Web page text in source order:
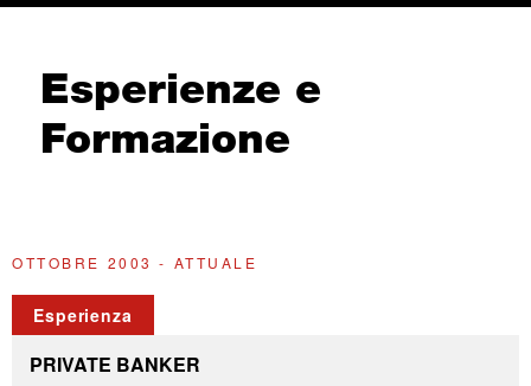
Esperienze e
Formazione
OTTOBRE 2003 - ATTUALE
Esperienza
PRIVATE BANKER